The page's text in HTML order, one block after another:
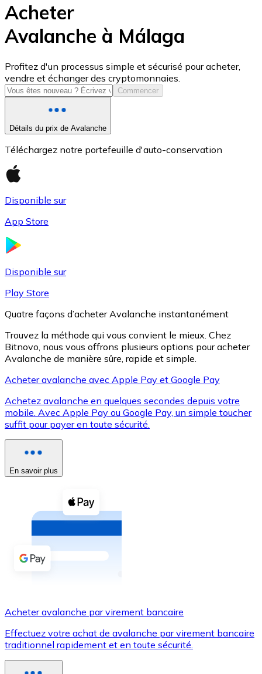
USD Coin
USDC
XRP
XRP
Voir toutes
Coupons crypto
Achetez des cryptomonnaies en espèces et d'autres
Acheter avec espèces
Virement SEPA
Utilisez les cartes Visa et Mastercard pour acheter
Acheter avec carte
Acheter
Avalanche à Málaga
Profitez d'un processus simple et sécurisé pour acheter,
vendre et échanger des cryptomonnaies.
Commencer
Détails du prix de Avalanche
Téléchargez notre portefeuille d'auto-conservation
Disponible sur
App Store
Disponible sur
Play Store
Quatre façons d’acheter Avalanche instantanément
Trouvez la méthode qui vous convient le mieux. Chez
Bitnovo, nous vous offrons plusieurs options pour acheter
Avalanche de manière sûre, rapide et simple.
Acheter avalanche avec Apple Pay et Google Pay
Achetez avalanche en quelques secondes depuis votre
mobile. Avec Apple Pay ou Google Pay, un simple toucher
suffit pour payer en toute sécurité.
En savoir plus
Acheter avalanche par virement bancaire
Effectuez votre achat de avalanche par virement bancaire
traditionnel rapidement et en toute sécurité.